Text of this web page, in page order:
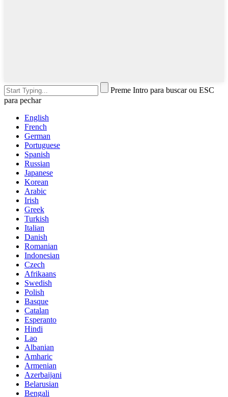
Preme Intro para buscar ou ESC
para pechar
English
French
German
Portuguese
Spanish
Russian
Japanese
Korean
Arabic
Irish
Greek
Turkish
Italian
Danish
Romanian
Indonesian
Czech
Afrikaans
Swedish
Polish
Basque
Catalan
Esperanto
Hindi
Lao
Albanian
Amharic
Armenian
Azerbaijani
Belarusian
Bengali